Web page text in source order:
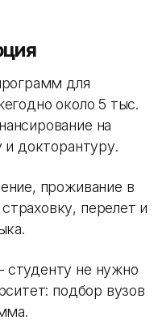
для
около 5 тыс.
на
и докторантуру.
проживание в
перелет и
не нужно
подбор вузов